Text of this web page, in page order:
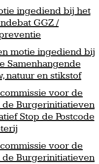
ingediend bij het
GGZ /
motie ingediend bij
Samenhangende
natuur en stikstof
voor de
Burgerinitiatieven
Stop de Postcode
voor de
Burgerinitiatieven